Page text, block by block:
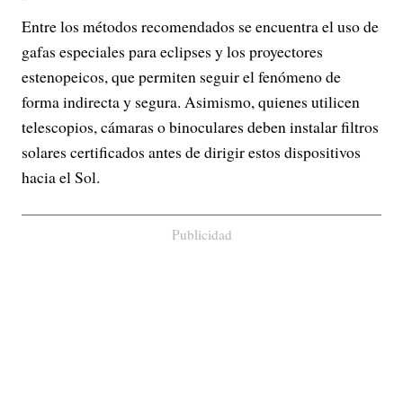
Entre los métodos recomendados se encuentra el uso de
gafas especiales para eclipses y los proyectores
estenopeicos, que permiten seguir el fenómeno de
forma indirecta y segura. Asimismo, quienes utilicen
telescopios, cámaras o binoculares deben instalar filtros
solares certificados antes de dirigir estos dispositivos
hacia el Sol.
Publicidad